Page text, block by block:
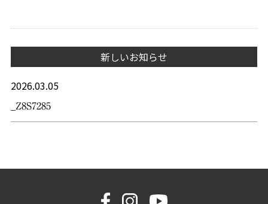
新しいお知らせ
2026.03.05
_Z8S7285